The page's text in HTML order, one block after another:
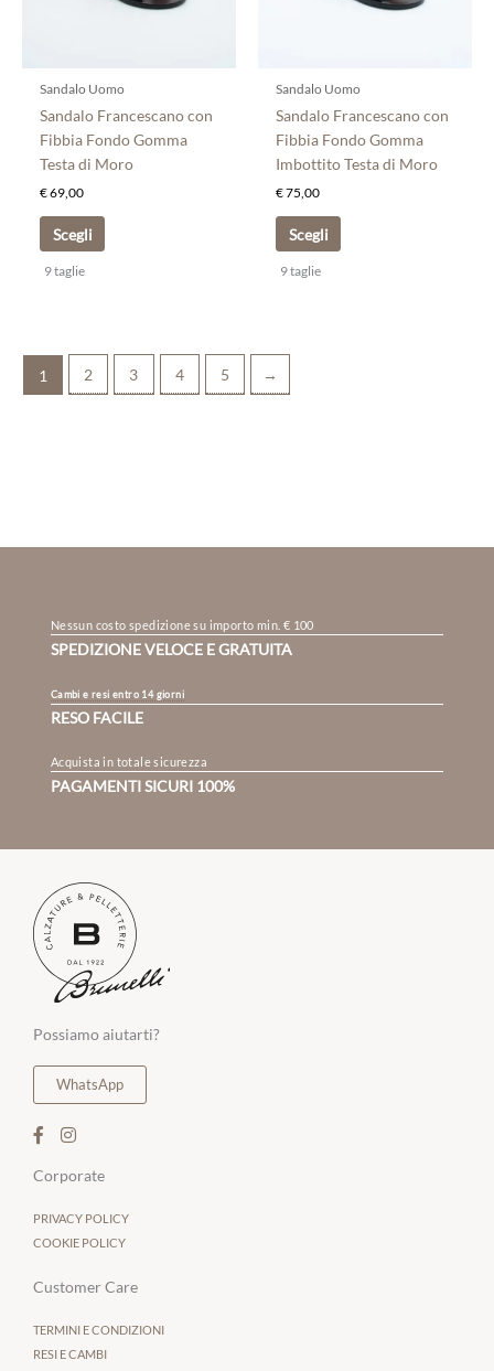
Sandalo Uomo
Sandalo Francescano con
Fibbia Fondo Gomma
Testa di Moro
€69,00
Scegli
opzioni
scelte
nella
pagina
del
9 taglie
Sandalo Uomo
Sandalo Francescano con
Fibbia Fondo Gomma
Imbottito Testa di Moro
€75,00
Scegli
opzioni
scelte
nella
pagina
del
9 taglie
1 2 3 4 5 →
Nessun costo spedizione su importo min. € 100
SPEDIZIONE VELOCE E GRATUITA
Cambi e resi entro 14 giorni
RESO FACILE
Acquista in totale sicurezza
PAGAMENTI SICURI 100%
Possiamo aiutarti?
WhatsApp
Corporate
PRIVACY POLICY
COOKIE POLICY
Customer Care
TERMINI E CONDIZIONI
RESI E CAMBI